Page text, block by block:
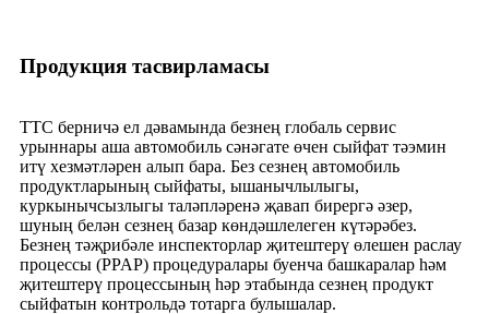
Продукция тасвирламасы
ТТС берничә ел дәвамында безнең глобаль сервис
урыннары аша автомобиль сәнәгате өчен сыйфат тәэмин
итү хезмәтләрен алып бара. Без сезнең автомобиль
продуктларының сыйфаты, ышанычлылыгы,
куркынычсызлыгы таләпләренә җавап бирергә әзер,
шуның белән сезнең базар көндәшлелеген күтәрәбез.
Безнең тәҗрибәле инспекторлар җитештерү өлешен раслау
процессы (PPAP) процедуралары буенча башкаралар һәм
җитештерү процессының һәр этабында сезнең продукт
сыйфатын контрольдә тотарга булышалар.